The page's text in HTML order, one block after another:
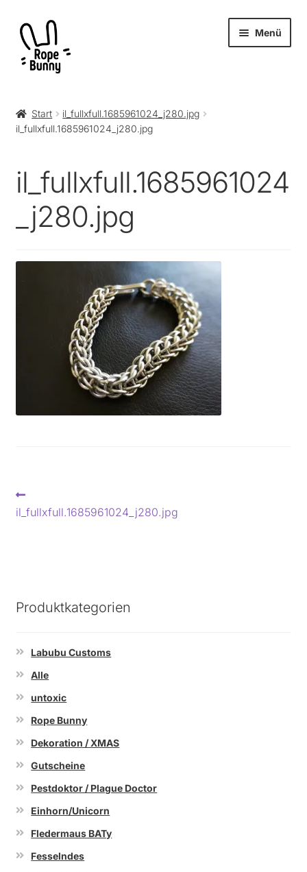
Zur
Navigation
springen
Zum
Inhalt
springen
Menü
RopeBunny
Museum
Journal
Start
il_fullxfull.1685961024_j280.jpg
il_fullxfull.1685961024_j280.jpg
il_fullxfull.1685961024
_j280.jpg
Beitragsnavigation
Beitrag:
il_fullxfull.1685961024_j280.jpg
Produktkategorien
Labubu Customs
Alle
untoxic
Rope Bunny
Dekoration / XMAS
Gutscheine
Pestdoktor / Plague Doctor
Einhorn/Unicorn
Fledermaus BATy
Fesselndes